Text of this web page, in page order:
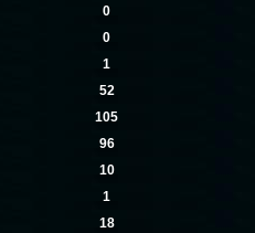
0
0
1
52
105
96
10
1
18